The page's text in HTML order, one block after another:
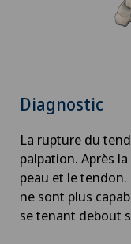
Cancer de la
Cancer du sein
Diagnostic
La rupture du
palpation. Après
peau et le
ne sont plus
se tenant debout